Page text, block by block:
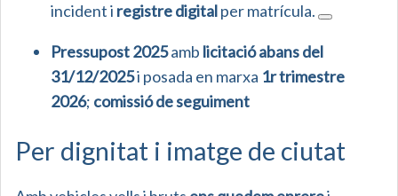
incident i registre digitalper matrícula.
Pressupost 2025amb licitació abans del
31/12/2025i posada en marxa 1r trimestre
2026; comissió de seguiment
Per dignitat i imatge de ciutat